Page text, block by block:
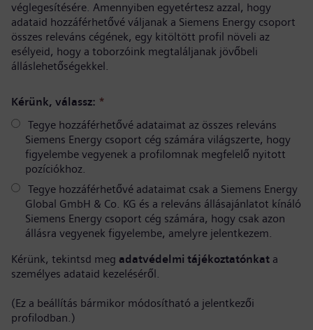
véglegesítésére. Amennyiben egyetértesz azzal, hogy
adataid hozzáférhetővé váljanak a Siemens Energy csoport
összes releváns cégének, egy kitöltött profil növeli az
esélyeid, hogy a toborzóink megtaláljanak jövőbeli
álláslehetőségekkel.
Kérünk, válassz: *
Tegye hozzáférhetővé adataimat az összes releváns
Siemens Energy csoport cég számára világszerte, hogy
figyelembe vegyenek a profilomnak megfelelő nyitott
pozíciókhoz.
Tegye hozzáférhetővé adataimat csak a Siemens Energy
Global GmbH & Co. KG és a releváns állásajánlatot kínáló
Siemens Energy csoport cég számára, hogy csak azon
állásra vegyenek figyelembe, amelyre jelentkezem.
Kérünk, tekintsd meg adatvédelmi tájékoztatónkat a
személyes adataid kezeléséről.
(Ez a beállítás bármikor módosítható a jelentkezői
profilodban.)